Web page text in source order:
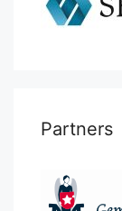
Partners